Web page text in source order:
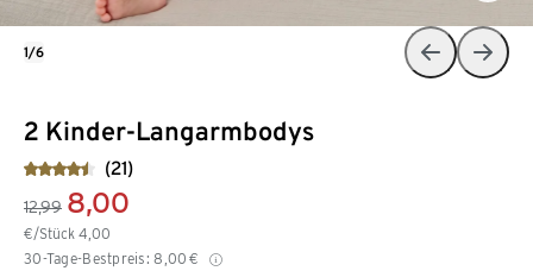
2 Kinder-Langarmbodys
(21)
12,99 8,00
€/Stück 4,00
30-Tage-Bestpreis: 8,00 €
1/6